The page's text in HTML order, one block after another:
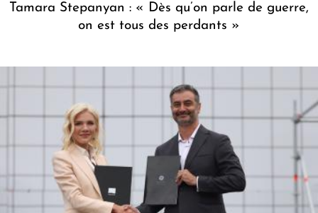
Tamara Stepanyan : « Dès qu’on parle de guerre,
on est tous des perdants »